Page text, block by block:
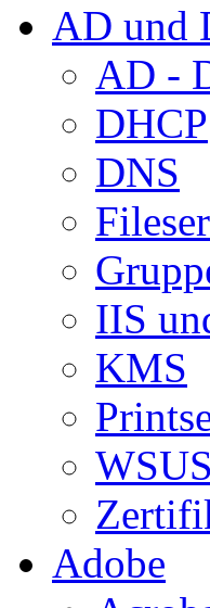
AD und
AD -
DHCP
DNS
IIS
KMS
WSUS
Adobe